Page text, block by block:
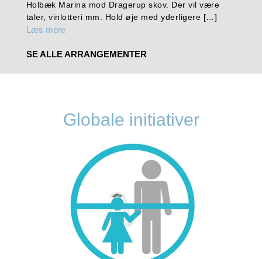
Holbæk Marina mod Dragerup skov. Der vil være
taler, vinlotteri mm. Hold øje med yderligere […]
Læs mere
SE ALLE ARRANGEMENTER
Globale initiativer